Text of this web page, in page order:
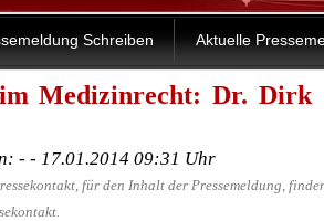
Schreiben Aktuelle
Medizinrecht: Dr.
- - 17.01.2014 09:31 Uhr
für den Inhalt der Pressemeldung,